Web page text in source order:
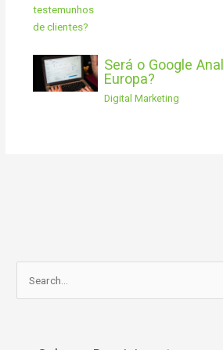
Será o Google
Europa?
Digital Marketing